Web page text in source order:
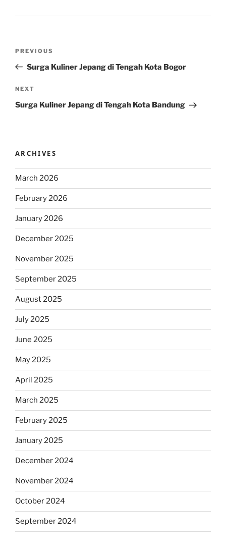
Previous
Post
PREVIOUS
Surga Kuliner Jepang di Tengah Kota Bogor
Next
Post
NEXT
Surga Kuliner Jepang di Tengah Kota Bandung
ARCHIVES
March 2026
February 2026
January 2026
December 2025
November 2025
September 2025
August 2025
July 2025
June 2025
May 2025
April 2025
March 2025
February 2025
January 2025
December 2024
November 2024
October 2024
September 2024